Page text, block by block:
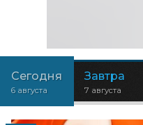
Сегодня
6 августа
Завтра
7 августа